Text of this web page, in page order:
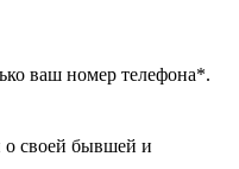
ваш номер телефона*.
о своей бывшей и